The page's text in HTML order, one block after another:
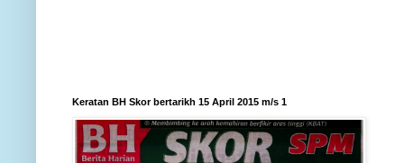
Keratan BH Skor bertarikh 15 April 2015 m/s 1